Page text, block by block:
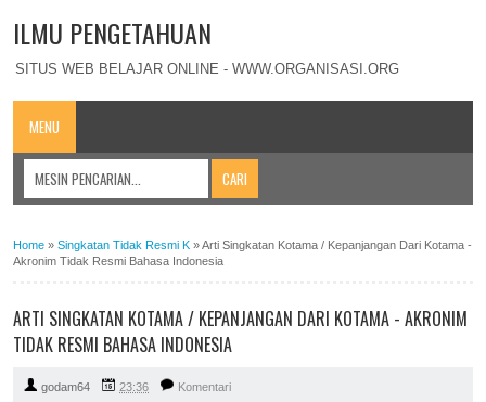
ILMU PENGETAHUAN
SITUS WEB BELAJAR ONLINE - WWW.ORGANISASI.ORG
MENU
Home » Singkatan Tidak Resmi K »Arti Singkatan Kotama / Kepanjangan Dari Kotama -
Akronim Tidak Resmi Bahasa Indonesia
ARTI SINGKATAN KOTAMA / KEPANJANGAN DARI KOTAMA - AKRONIM
TIDAK RESMI BAHASA INDONESIA
godam64 23:36 Komentari